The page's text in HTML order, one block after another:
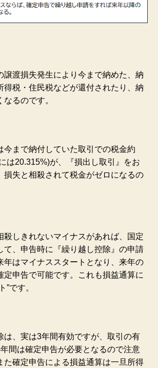
譲渡損失発生により今まで納めた、納
得税・住民税などが還付されたり、納
るのです。
今まで納付していた取引での税金約
は20.315%)が、『損出し取引』をお
損失と相殺されて税金がゼロになるの
殺しきれないマイナスがあれば、国定
て、申告時に『繰り越し控除』の申請
年はマイナススタートとなり、来年の
定申告で可能です。これも損益通算に
”です。
は、実は3年間有効ですが、取引の有
間は確定申告が必要となるので注意
た確定申告による損益通算は一旦所得